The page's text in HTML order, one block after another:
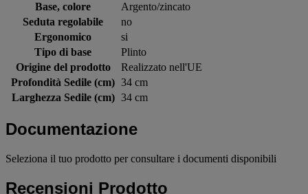
Base, colore
Argento/zincato
Seduta regolabile
no
Ergonomico
si
Tipo di base
Plinto
Origine del prodotto
Realizzato nell'UE
Profondità Sedile (cm) 34 cm
Larghezza Sedile (cm) 34 cm
Documentazione
Seleziona il tuo prodotto per consultare i documenti disponibili
Recensioni Prodotto